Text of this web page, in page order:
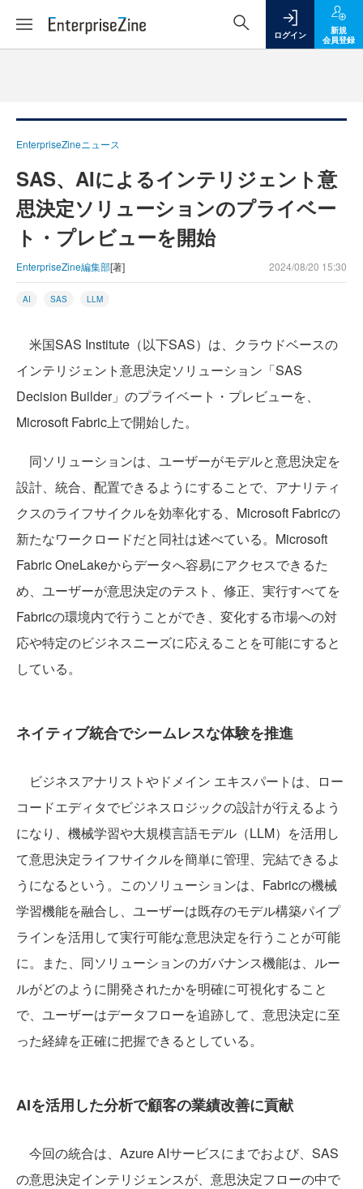
ログイン
新規
会員登録
EnterpriseZineニュース
SAS、AIによるインテリジェント意
思決定ソリューションのプライベー
ト・プレビューを開始
EnterpriseZine編集部[著] 2024/08/20 15:30
AI SAS LLM
米国SAS Institute（以下SAS）は、クラウドベースの
インテリジェント意思決定ソリューション「SAS
Decision Builder」のプライベート・プレビューを、
Microsoft Fabric上で開始した。
同ソリューションは、ユーザーがモデルと意思決定を
設計、統合、配置できるようにすることで、アナリティ
クスのライフサイクルを効率化する、Microsoft Fabricの
新たなワークロードだと同社は述べている。Microsoft
Fabric OneLakeからデータへ容易にアクセスできるた
め、ユーザーが意思決定のテスト、修正、実行すべてを
Fabricの環境内で行うことができ、変化する市場への対
応や特定のビジネスニーズに応えることを可能にすると
している。
ネイティブ統合でシームレスな体験を推進
ビジネスアナリストやドメイン エキスパートは、ロー
コードエディタでビジネスロジックの設計が行えるよう
になり、機械学習や大規模言語モデル（LLM）を活用し
て意思決定ライフサイクルを簡単に管理、完結できるよ
うになるという。このソリューションは、Fabricの機械
学習機能を融合し、ユーザーは既存のモデル構築パイプ
ラインを活用して実行可能な意思決定を行うことが可能
に。また、同ソリューションのガバナンス機能は、ルー
ルがどのように開発されたかを明確に可視化すること
で、ユーザーはデータフローを追跡して、意思決定に至
った経緯を正確に把握できるとしている。
AIを活用した分析で顧客の業績改善に貢献
今回の統合は、Azure AIサービスにまでおよび、SAS
の意思決定インテリジェンスが、意思決定フローの中で